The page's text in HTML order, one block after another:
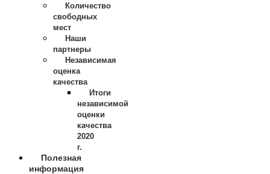
Количество
свободных
мест
Наши
партнеры
Независимая
оценка
качества
Итоги
независимой
оценки
качества
2020
г.
Полезная
информация